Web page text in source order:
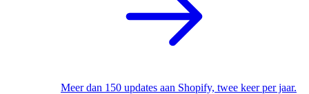
Meer dan 150 updates aan Shopify, twee keer per jaar.